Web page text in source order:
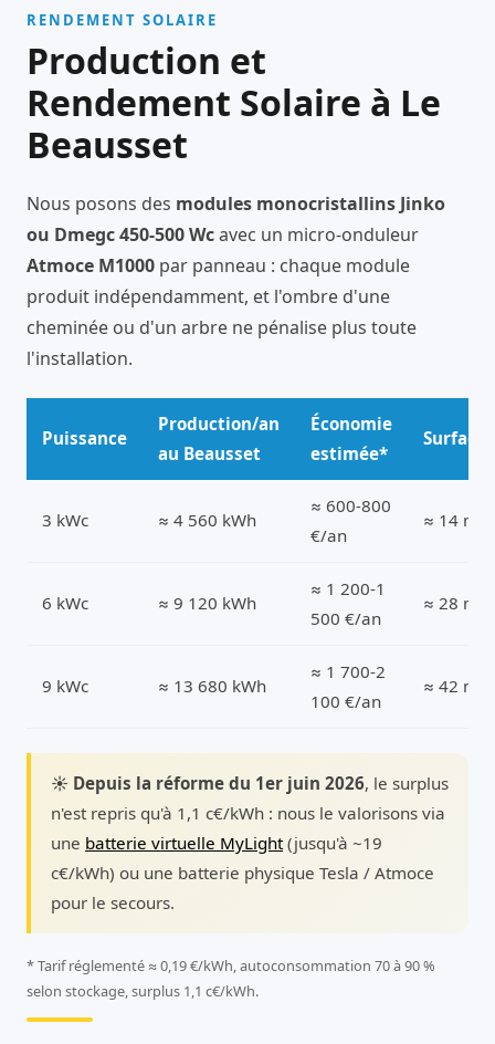
RENDEMENT SOLAIRE
Production et
Rendement Solaire à Le
Beausset
Nous posons des modules monocristallins Jinko
ou Dmegc 450-500 Wcavec un micro-onduleur
Atmoce M1000 par panneau : chaque module
produit indépendamment, et l'ombre d'une
cheminée ou d'un arbre ne pénalise plus toute
l'installation.
Puissance
Production/an
au Beausset
Économie
estimée*
Surface
3 kWc ≈ 4 560 kWh
≈ 600-800
€/an
≈ 14 m²
6 kWc ≈ 9 120 kWh
≈ 1 200-1
500 €/an
≈ 28 m²
9 kWc ≈ 13 680 kWh
≈ 1 700-2
100 €/an
≈ 42 m²
☀️ Depuis la réforme du 1er juin 2026, le surplus
n'est repris qu'à 1,1 c€/kWh : nous le valorisons via
une batterie virtuelle MyLight(jusqu'à ~19
c€/kWh) ou une batterie physique Tesla / Atmoce
pour le secours.
* Tarif réglementé ≈ 0,19 €/kWh, autoconsommation 70 à 90 %
selon stockage, surplus 1,1 c€/kWh.